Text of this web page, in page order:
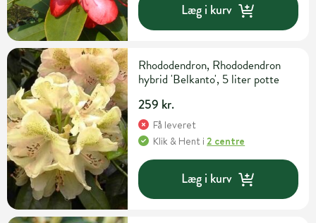
Læg i kurv
Rhododendron, Rhododendron
hybrid 'Belkanto', 5 liter potte
259 kr.
Få leveret
Klik & Hent i2 centre
Læg i kurv